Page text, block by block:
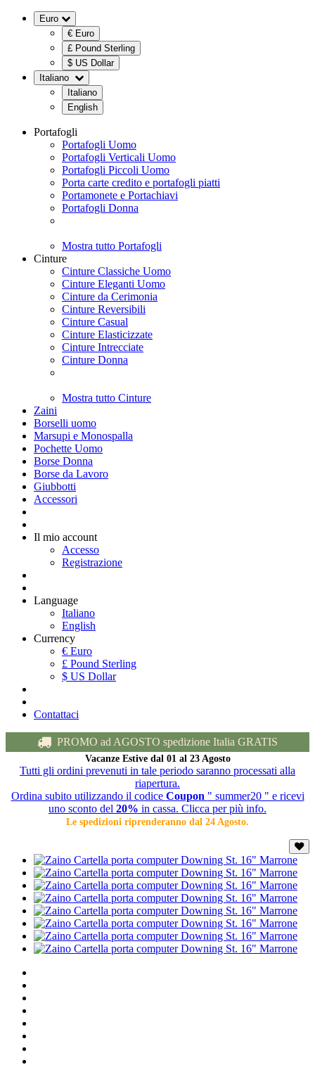
Euro
€ Euro
£ Pound Sterling
$ US Dollar
Italiano
Italiano
English
Portafogli
Portafogli Uomo
Portafogli Verticali Uomo
Portafogli Piccoli Uomo
Porta carte credito e portafogli piatti
Portamonete e Portachiavi
Portafogli Donna
Mostra tutto Portafogli
Cinture
Cinture Classiche Uomo
Cinture Eleganti Uomo
Cinture da Cerimonia
Cinture Reversibili
Cinture Casual
Cinture Elasticizzate
Cinture Intrecciate
Cinture Donna
Mostra tutto Cinture
Zaini
Borselli uomo
Marsupi e Monospalla
Pochette Uomo
Borse Donna
Borse da Lavoro
Giubbotti
Accessori
Il mio account
Accesso
Registrazione
Language
Italiano
English
Currency
€ Euro
£ Pound Sterling
$ US Dollar
Contattaci
PROMO ad AGOSTO spedizione Italia GRATIS
Vacanze Estive dal 01 al 23 Agosto
Tutti gli ordini prevenuti in tale periodo saranno processati alla
riapertura.
Ordina subito utilizzando il codice Coupon " summer20 " e ricevi
uno sconto del 20% in cassa. Clicca per più info.
Le spedizioni riprenderanno dal 24 Agosto.